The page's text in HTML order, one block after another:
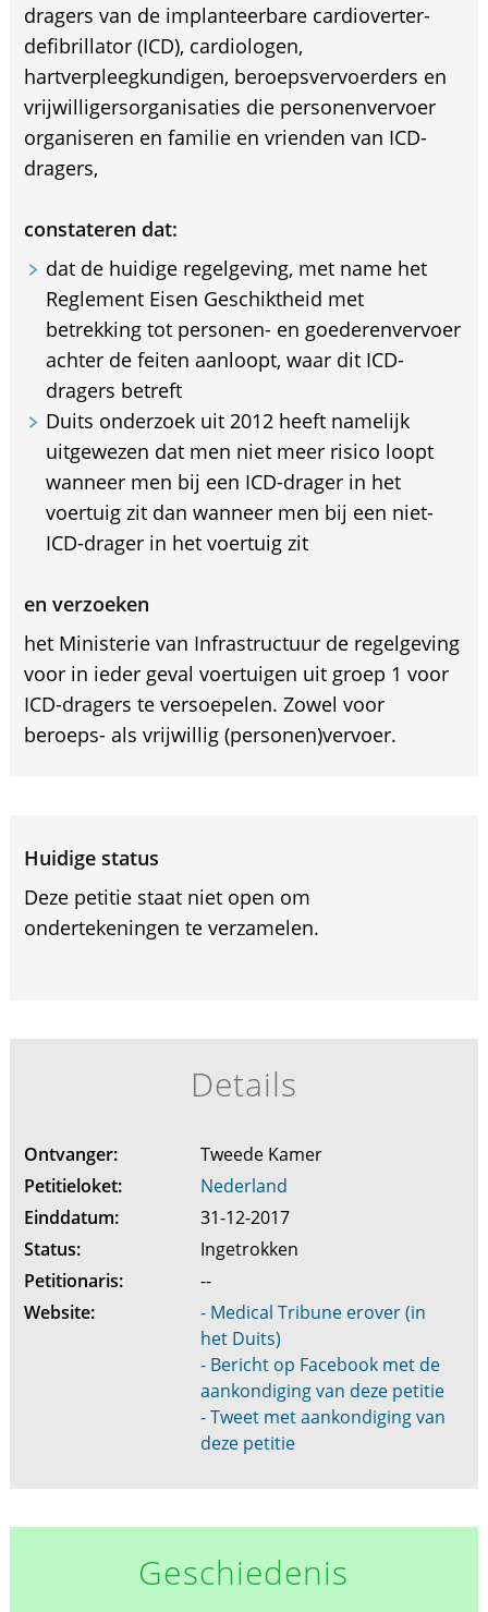
dragers van de implanteerbare cardioverter-
defibrillator (ICD), cardiologen,
hartverpleegkundigen, beroepsvervoerders en
vrijwilligersorganisaties die personenvervoer
organiseren en familie en vrienden van ICD-
dragers,
constateren dat:
dat de huidige regelgeving, met name het
Reglement Eisen Geschiktheid met
betrekking tot personen- en goederenvervoer
achter de feiten aanloopt, waar dit ICD-
dragers betreft
Duits onderzoek uit 2012 heeft namelijk
uitgewezen dat men niet meer risico loopt
wanneer men bij een ICD-drager in het
voertuig zit dan wanneer men bij een niet-
ICD-drager in het voertuig zit
en verzoeken
het Ministerie van Infrastructuur de regelgeving
voor in ieder geval voertuigen uit groep 1 voor
ICD-dragers te versoepelen. Zowel voor
beroeps- als vrijwillig (personen)vervoer.
Huidige status
Deze petitie staat niet open om
ondertekeningen te verzamelen.
Details
Ontvanger:
Tweede Kamer
Petitieloket:
Nederland
Einddatum:
31-12-2017
Status:
Ingetrokken
Petitionaris:
--
Website:
- Medical Tribune erover (in
het Duits)
- Bericht op Facebook met de
aankondiging van deze petitie
- Tweet met aankondiging van
deze petitie
Geschiedenis